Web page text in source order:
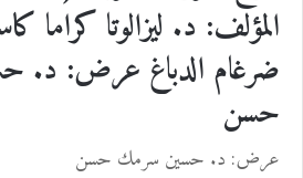
المؤلف: د. ليزالوتا كراما
ضرغام الدباغ عرض: د.
حسن
عرض: د. حسين سرمك حسن